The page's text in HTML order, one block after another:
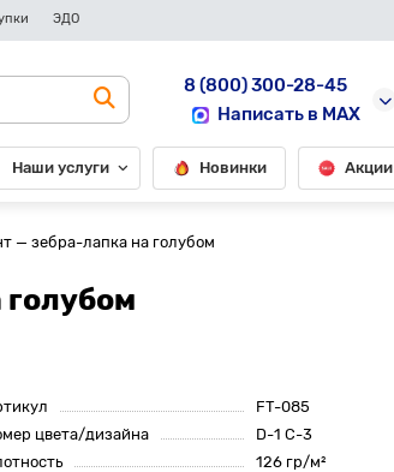
ЭДО
8 (800) 300-28-45
Написать в MAX
Наши услуги Новинки Акции
— зебра-лапка на голубом
FT-085
цвета/дизайна
D-1 С-3
126 гр/м²